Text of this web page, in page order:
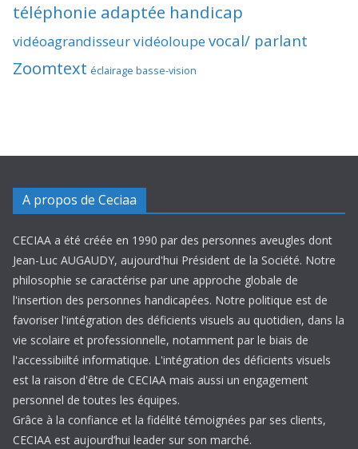
téléphonie adaptée handicap
vidéoagrandisseurvidéoloupevocal/ parlant
Zoomtext éclairage basse-vision
A propos de Ceciaa
CECIAA a été créée en 1990 par des personnes aveugles dont
Jean-Luc AUGAUDY, aujourd'hui Président de la Société. Notre
philosophie se caractérise par une approche globale de
l'insertion des personnes handicapées. Notre politique est de
favoriser l'intégration des déficients visuels au quotidien, dans la
vie scolaire et professionnelle, notamment par le biais de
l'accessibiilté informatique. L'intégration des déficients visuels
est la raison d'être de CECIAA mais aussi un engagement
personnel de toutes les équipes.
Grâce à la confiance et la fidélité témoignées par ses clients,
CECIAA est aujourd’hui leader sur son marché.